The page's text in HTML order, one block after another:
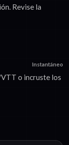
Revise la
Instantáneo
o incruste los